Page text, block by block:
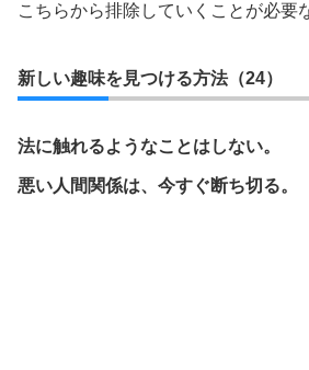
こちらから排除していくことが必要
新しい趣味を見つける方法（24）
法に触れるようなことはしない。
悪い人間関係は、今すぐ断ち切る。